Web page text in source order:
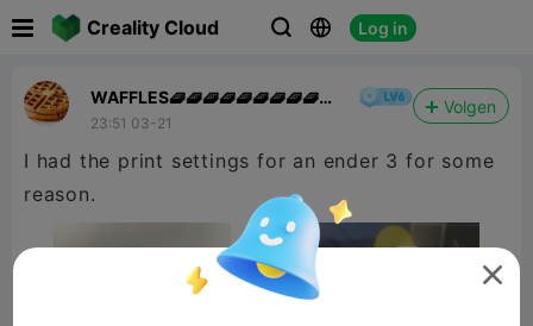
Creality Cloud   Log in
WAFFLES🧇🧇🧇🧇🧇🧇🧇🧇🧇🧇
👍
23:51 03-21
Volgen
I had the print settings for an ender 3 for some
reason.
